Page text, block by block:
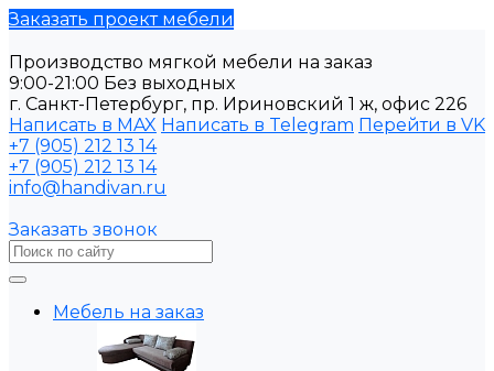
Заказать проект мебели
Производство мягкой мебели на заказ
9:00-21:00 Без выходных
г. Санкт-Петербург, пр. Ириновский 1 ж, офис 226
Написать в MAX Написать в Telegram Перейти в VK
+7 (905) 212 13 14
+7 (905) 212 13 14
info@handivan.ru
Заказать звонок
Мебель на заказ